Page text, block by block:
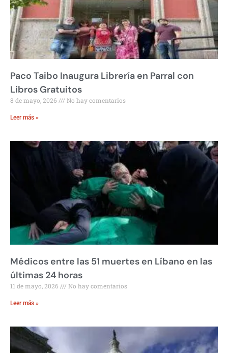
Paco Taibo Inaugura Librería en Parral con
Libros Gratuitos
8 de mayo, 2026 No hay comentarios
Leer más »
Médicos entre las 51 muertes en Líbano en las
últimas 24 horas
11 de mayo, 2026 No hay comentarios
Leer más »